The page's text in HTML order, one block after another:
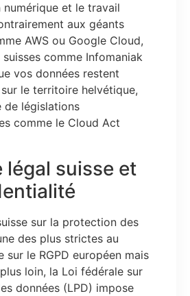
et le travail
aux géants
AWS ou Google Cloud,
comme Infomaniak
vos données restent
le territoire helvétique,
de législations
comme le Cloud Act
légal suisse et
sur la protection des
des plus strictes au
sur le RGPD européen mais
loin, la Loi fédérale sur
données (LPD) impose